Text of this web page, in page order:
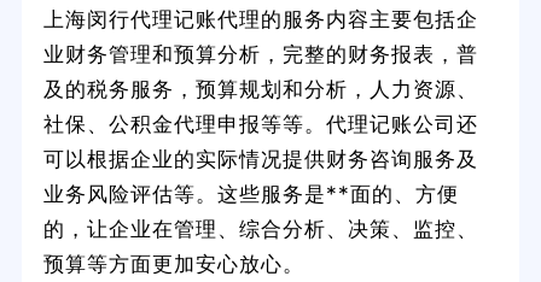
上海闵行代理记账代理的服务内容主要包括企
业财务管理和预算分析，完整的财务报表，普
及的税务服务，预算规划和分析，人力资源、
社保、公积金代理申报等等。代理记账公司还
可以根据企业的实际情况提供财务咨询服务及
业务风险评估等。这些服务是**面的、方便
的，让企业在管理、综合分析、决策、监控、
预算等方面更加安心放心。